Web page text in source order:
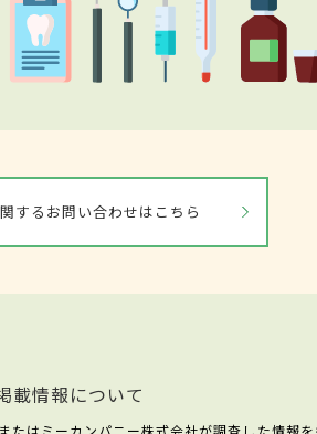
するお問い合わせはこちら
載情報について
たはミーカンパニー株式会社が調査した情報